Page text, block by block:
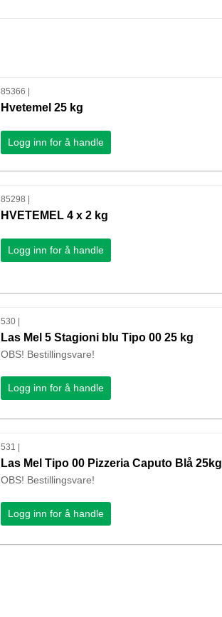
85366 |
Hvetemel 25 kg
Logg inn for å handle
85298 |
HVETEMEL 4 x 2 kg
Logg inn for å handle
530 |
Las Mel 5 Stagioni blu Tipo 00 25 kg
OBS! Bestillingsvare!
Logg inn for å handle
531 |
Las Mel Tipo 00 Pizzeria Caputo Blå 25kg
OBS! Bestillingsvare!
Logg inn for å handle